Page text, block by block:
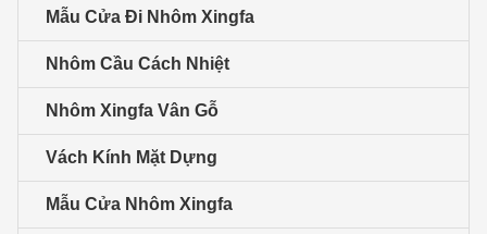
Mẫu Cửa Đi Nhôm Xingfa
Nhôm Cầu Cách Nhiệt
Nhôm Xingfa Vân Gỗ
Vách Kính Mặt Dựng
Mẫu Cửa Nhôm Xingfa